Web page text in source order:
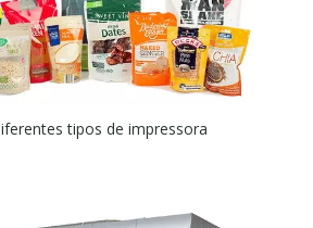
tipos de impressora